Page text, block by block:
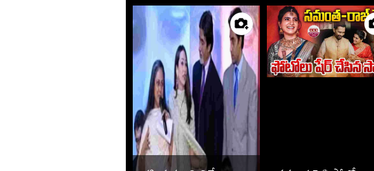
ఆపేసిన స్టార్స్ వీరే ఆపేసిన స్టార్స్ వీరే